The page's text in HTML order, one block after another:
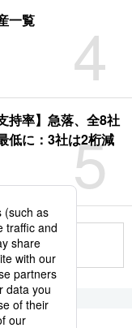
4
一覧
5
持率】急落、全8社
低に：3社は2桁減